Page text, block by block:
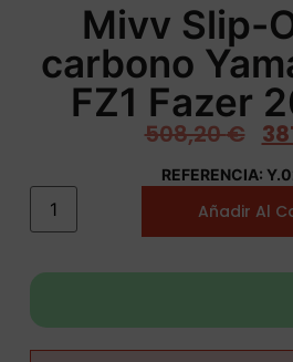
Mivv Slip-
carbono
FZ1 Fazer
508,20€
REFERENCIA:
Añadir Al